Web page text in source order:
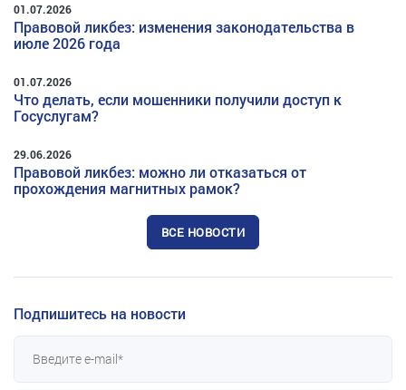
01.07.2026
Правовой ликбез: изменения законодательства в
июле 2026 года
01.07.2026
Что делать, если мошенники получили доступ к
Госуслугам?
29.06.2026
Правовой ликбез: можно ли отказаться от
прохождения магнитных рамок?
ВСЕ НОВОСТИ
Подпишитесь на новости